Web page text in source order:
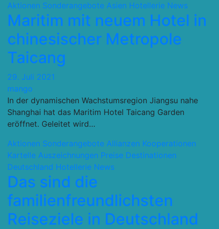
Aktionen Sonderangebote Asien Hotellerie News
Maritim mit neuem Hotel in
chinesischer Metropole
Taicang
29. Juli 2021
mango
In der dynamischen Wachstumsregion Jiangsu nahe
Shanghai hat das Maritim Hotel Taicang Garden
eröffnet. Geleitet wird…
Aktionen Sonderangebote Allianzen Kooperationen
Kartelle Auszeichnungen Preise Destinationen
Deutschland Hotellerie News
Das sind die
familienfreundlichsten
Reiseziele in Deutschland